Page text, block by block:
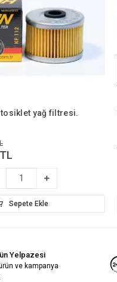
yağ filtresi.
Sepete Ekle
Yelpazesi
ve kampanya